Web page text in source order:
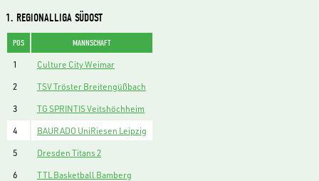
1. REGIONALLIGA SÜDOST
POS MANNSCHAFT
1
Culture City Weimar
2
TSV Tröster Breitengüßbach
3
TG SPRINTIS Veitshöchheim
4
BAURADO UniRiesen Leipzig
5
Dresden Titans 2
6
TTL Basketball Bamberg